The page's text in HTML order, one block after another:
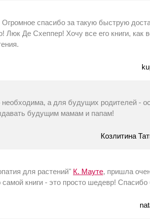
Огромное спасибо за такую быструю
Люк Де Схеппер! Хочу все его книги, как
необходима, а для будущих родителей -
будущим мамам и папам!
Козлитина
для растений" К. Мауте, пришла
самой книги - это просто шедевр!